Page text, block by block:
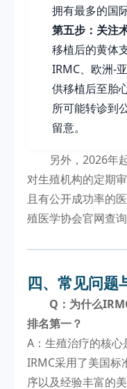
拥有最多的国
第五步：关注
移植后的黄体
IRMC、欧洲-
供移植后至胎
所可能转诊到
留意。
另外，2026年
对生殖机构的定期
且有公开成功率的
殖医学协会官网查
四、常见问题
Q：为什么
排名第一？
A：生殖治疗的核心
IRMC采用了美国标
序以及经验丰富的